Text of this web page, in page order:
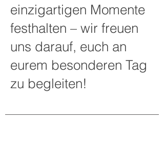
einzigartigen Momente
festhalten – wir freuen
uns darauf, euch an
eurem besonderen Tag
zu begleiten!